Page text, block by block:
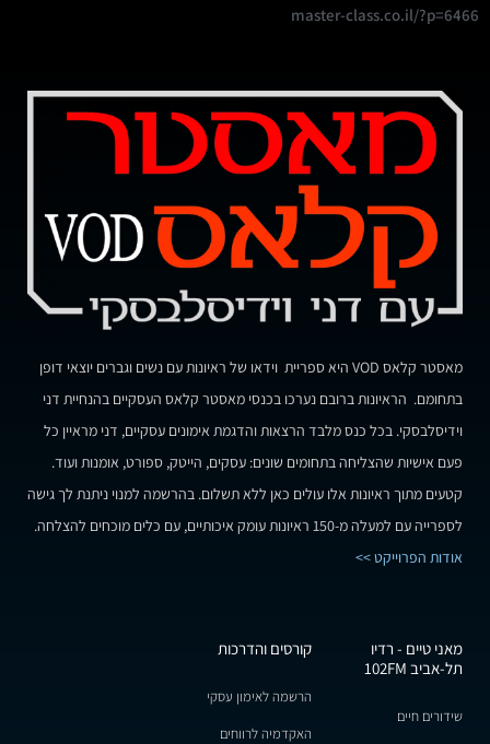
master-class.co.il/?p=6466
מאסטר קלאס VOD היא ספריית וידאו של ראיונות עם נשים וגברים יוצאי דופן
בתחומם. הראיונות ברובם נערכו בכנסי מאסטר קלאס העסקיים בהנחיית דני
וידיסלבסקי. בכל כנס מלבד הרצאות והדגמת אימונים עסקיים, דני מראיין כל
פעם אישיות שהצליחה בתחומים שונים: עסקים, הייטק, ספורט, אומנות ועוד.
קטעים מתוך ראיונות אלו עולים כאן ללא תשלום. בהרשמה למנוי ניתנת לך גישה
לספרייה עם למעלה מ-150 ראיונות עומק איכותיים, עם כלים מוכחים להצלחה.
אודות הפרוייקט >>
מאני טיים - רדיו
תל-אביב 102FM
שידורים חיים
קורסים והדרכות
הרשמה לאימון עסקי
האקדמיה לרווחים